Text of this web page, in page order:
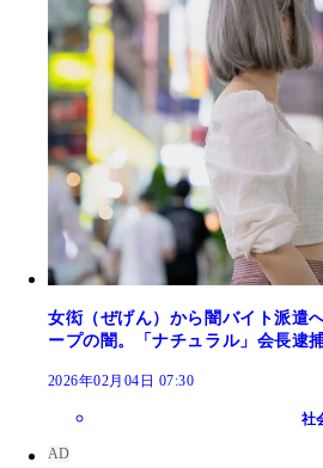
女衒（ぜげん）から闇バイト派遣
ープの闇。「ナチュラル」会長逮
2026年02月04日 07:30
社